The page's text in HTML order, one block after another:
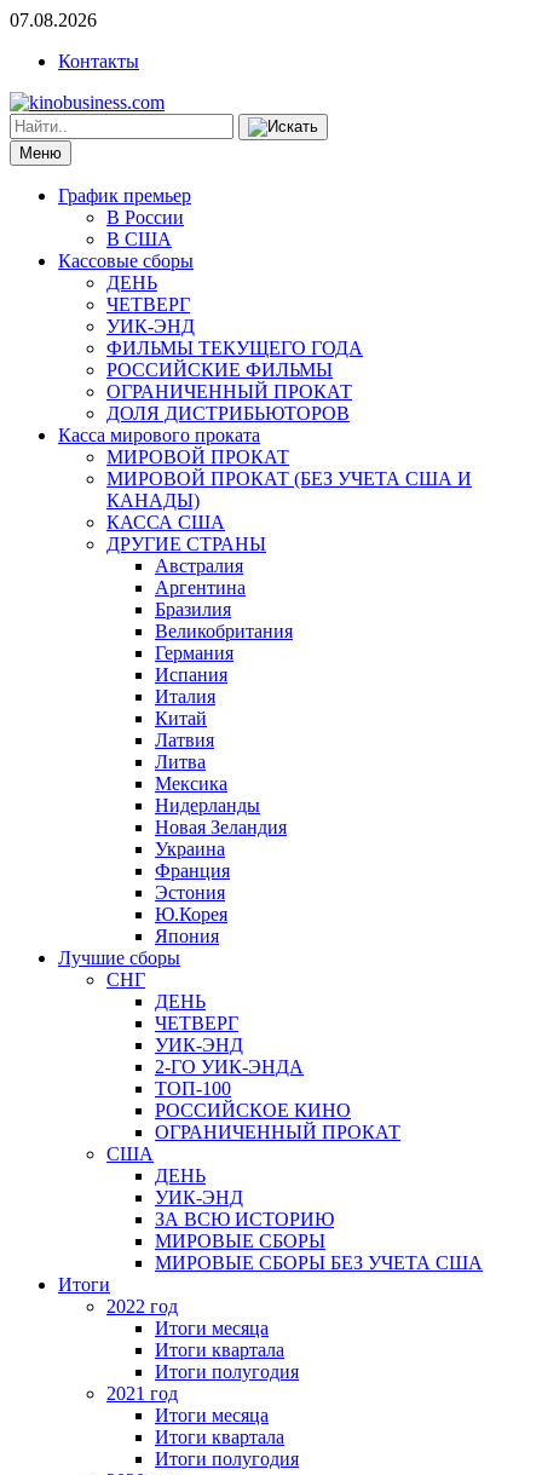
07.08.2026
Контакты
Меню
График премьер
В России
В США
Кассовые сборы
ДЕНЬ
ЧЕТВЕРГ
УИК-ЭНД
ФИЛЬМЫ ТЕКУЩЕГО ГОДА
РОССИЙСКИЕ ФИЛЬМЫ
ОГРАНИЧЕННЫЙ ПРОКАТ
ДОЛЯ ДИСТРИБЬЮТОРОВ
Касса мирового проката
МИРОВОЙ ПРОКАТ
МИРОВОЙ ПРОКАТ (БЕЗ УЧЕТА США И
КАНАДЫ)
КАССА США
ДРУГИЕ СТРАНЫ
Австралия
Аргентина
Бразилия
Великобритания
Германия
Испания
Италия
Китай
Латвия
Литва
Мексика
Нидерланды
Новая Зеландия
Украина
Франция
Эстония
Ю.Корея
Япония
Лучшие сборы
СНГ
ДЕНЬ
ЧЕТВЕРГ
УИК-ЭНД
2-ГО УИК-ЭНДА
ТОП-100
РОССИЙСКОЕ КИНО
ОГРАНИЧЕННЫЙ ПРОКАТ
США
ДЕНЬ
УИК-ЭНД
ЗА ВСЮ ИСТОРИЮ
МИРОВЫЕ СБОРЫ
МИРОВЫЕ СБОРЫ БЕЗ УЧЕТА США
Итоги
2022 год
Итоги месяца
Итоги квартала
Итоги полугодия
2021 год
Итоги месяца
Итоги квартала
Итоги полугодия